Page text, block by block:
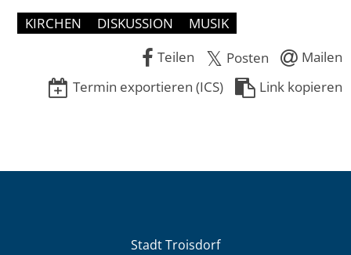
KIRCHEN DISKUSSION
MUSIK
Teilen
Posten
Mailen
Termin exportieren (ICS)
Link kopieren
Stadt Troisdorf